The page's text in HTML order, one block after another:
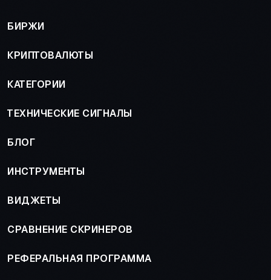
БИРЖИ
КРИПТОВАЛЮТЫ
КАТЕГОРИИ
ТЕХНИЧЕСКИЕ СИГНАЛЫ
БЛОГ
ИНСТРУМЕНТЫ
ВИДЖЕТЫ
СРАВНЕНИЕ СКРИНЕРОВ
РЕФЕРАЛЬНАЯ ПРОГРАММА